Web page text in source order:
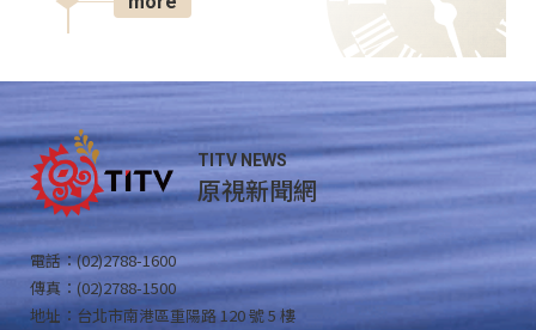
TITV NEWS
原視新聞網
電話：(02)2788-1600
傳真：(02)2788-1500
地址：台北市南港區重陽路 120 號 5 樓